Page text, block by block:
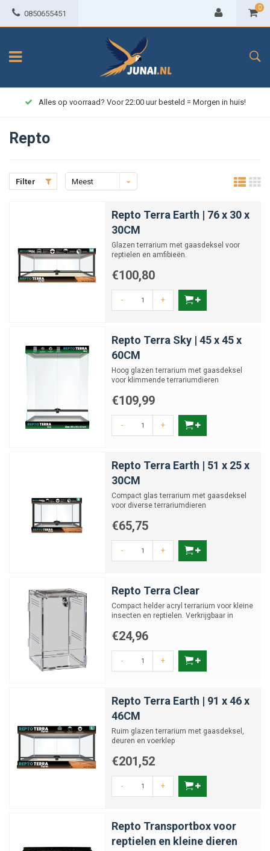
0850655451
0
Voor 22:00 uur besteld = Morgen in huis!
Repto
Filter
Meest
Repto Terra Earth | 76 x 30 x
30CM
Glazen terrarium met gaasdeksel voor
reptielen en amfibieën.
€100,80
- +
Repto Terra Sky | 45 x 45 x
60CM
Hoog glazen terrarium met gaasdeksel
voor klimmende terrariumdieren
€109,99
- +
Repto Terra Earth | 51 x 25 x
30CM
Compact glas terrarium met gaasdeksel
voor diverse terrariumdieren
€65,75
- +
Repto Terra Clear
Compact helder acryl terrarium voor kleine
insecten en reptielen. Verkrijgbaar in
€24,96
- +
Repto Terra Earth | 91 x 46 x
46CM
Ruim glazen terrarium met gaasdeksel,
deuren en voerklep
€201,52
- +
Repto Transportbox voor
reptielen en kleine dieren